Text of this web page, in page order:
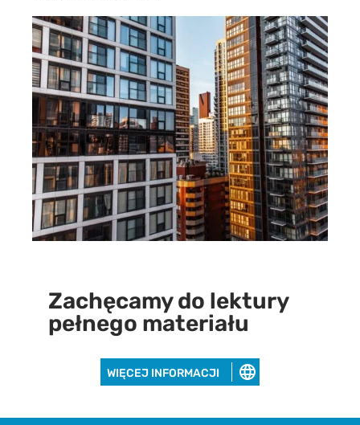
Zachęcamy do lektury
pełnego materiału
WIĘCEJ INFORMACJI